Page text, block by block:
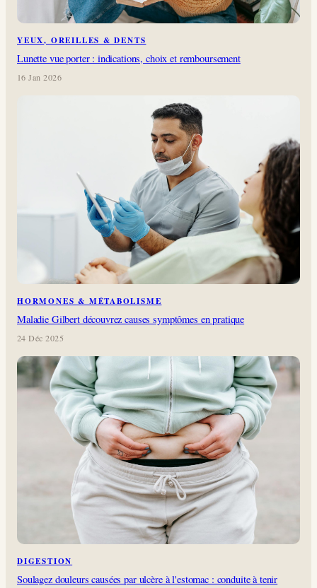
YEUX, OREILLES & DENTS
Lunette vue porter : indications, choix et remboursement
16 Jan 2026
HORMONES & MÉTABOLISME
Maladie Gilbert découvrez causes symptômes en pratique
24 Déc 2025
DIGESTION
Soulagez douleurs causées par ulcère à l'estomac : conduite à tenir